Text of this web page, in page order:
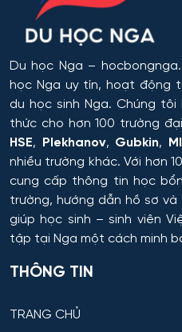
Du học Nga –
học Nga uy tín, hoạt động
du học sinh Nga. Chúng
thức cho hơn 100 trường
HSE, Plekhanov, Gubkin,
nhiều trường khác. Với hơn
cung cấp thông tin học
trường, hướng dẫn hồ sơ
giúp học sinh – sinh viên
tập tại Nga một cách minh
THÔNG TIN
TRANG CHỦ